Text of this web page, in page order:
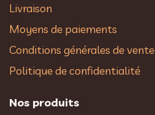
Livraison
Moyens de paiements
Conditions générales de vente
Politique de confidentialité
Nos produits